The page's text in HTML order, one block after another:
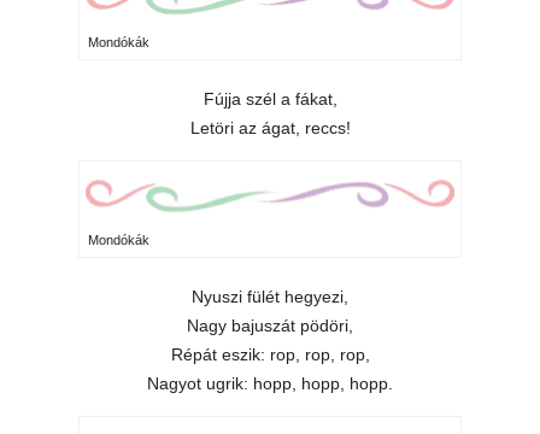
Mondókák
Fújja szél a fákat,
Letöri az ágat, reccs!
Mondókák
Nyuszi fülét hegyezi,
Nagy bajuszát pödöri,
Répát eszik: rop, rop, rop,
Nagyot ugrik: hopp, hopp, hopp.